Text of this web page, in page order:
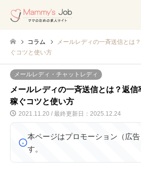
コラム
メールレディの一斉送信とは
ぐコツと使い方
メールレディ・チャットレディ
メールレディの一斉送信とは？返信
稼ぐコツと使い方
2021.11.20 / 最終更新日：2025.12.24
本ページはプロモーション（広
す。